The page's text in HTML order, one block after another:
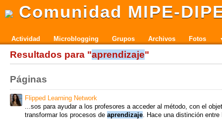
Comunidad MIPE-
Actividad Microblogging Grupos Archivos Fotos
Resultados para "aprendizaje"
Páginas
Flipped Learning Network
...sos para ayudar a los profesores a acceder al método, con el
transformar los procesos de aprendizaje. Hace una distinción